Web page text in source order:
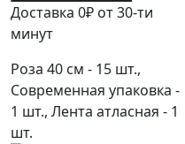
Доставка 0₽ от 30-ти
минут
Роза 40 см - 15 шт.,
Современная упаковка -
1 шт., Лента атласная - 1
шт.